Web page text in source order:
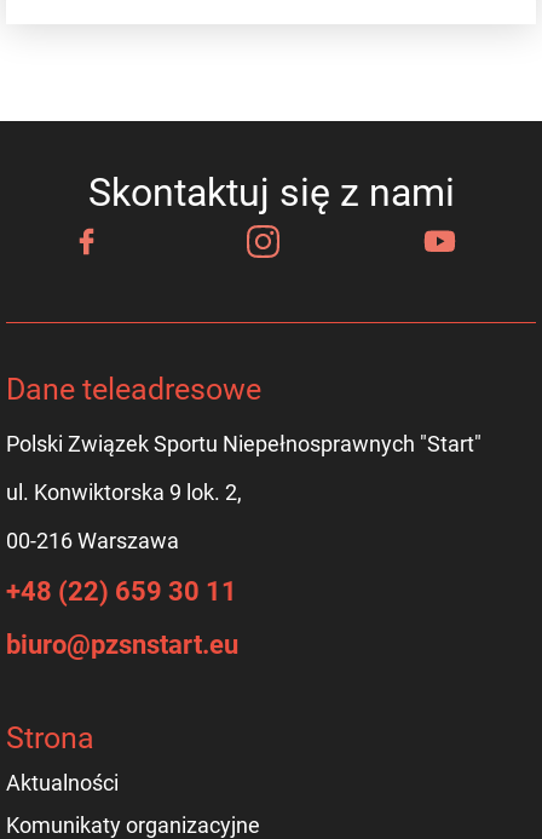
Skontaktuj się z nami
Dane teleadresowe
Polski Związek Sportu Niepełnosprawnych "Start"
ul. Konwiktorska 9 lok. 2,
00-216 Warszawa
+48 (22) 659 30 11
biuro@pzsnstart.eu
Strona
Aktualności
Komunikaty organizacyjne